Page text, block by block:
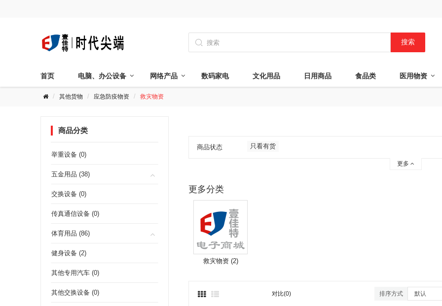
 搜索
首页 电脑、办公设备 网络产品 数码家电 文化用品 日用商品 食品类 医用物资
其他货物 应急防疫物资 救灾物资
商品分类
举重设备 (0)
五金用品 (38)
交换设备 (0)
传真通信设备 (0)
体育用品 (86)
健身设备 (2)
其他专用汽车 (0)
其他交换设备 (0)
商品状态 只看有货
更多
更多分类
救灾物资 (2)
对比(0) 排序方式